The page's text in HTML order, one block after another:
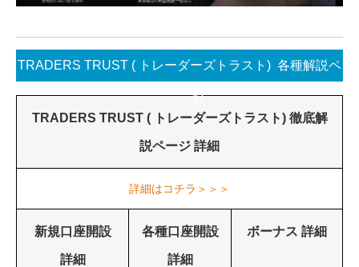
TRADERS TRUST ( トレーダーズトラスト) 各種解説ペ
ージ一覧
TRADERS TRUST ( トレーダーズトラスト) 徹底解
説ページ 詳細
詳細はコチラ＞＞＞
新規口座開設
詳細
各種口座開設
詳細
ボーナス 詳細